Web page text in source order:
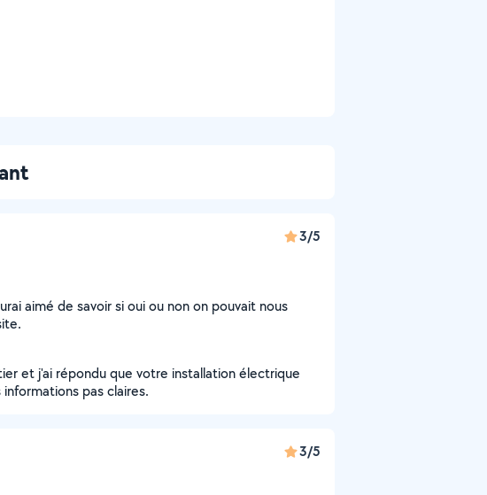
3/5
aimé de savoir si oui ou non on pouvait nous
et j'ai répondu que votre installation électrique
pas claires.
3/5